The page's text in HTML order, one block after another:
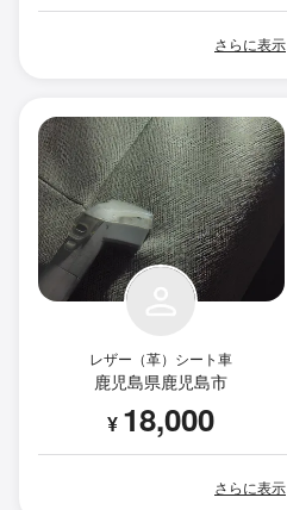
さらに表示
レザー（革）シート車
鹿児島県鹿児島市
¥ 18,000
さらに表示